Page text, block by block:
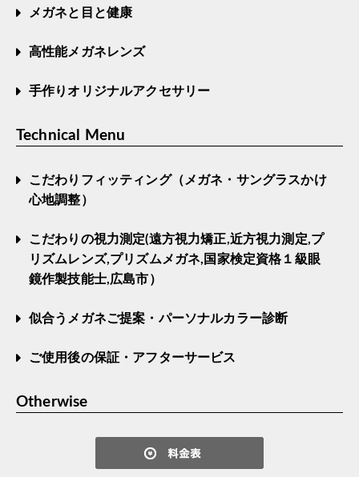
メガネと目と健康
高性能メガネレンズ
手作りオリジナルアクセサリー
Technical Menu
こだわりフィッティング（メガネ・サングラスかけ
心地調整）
こだわりの視力測定(遠方視力矯正,近方視力測定,プ
リズムレンズ,プリズムメガネ,国家検定資格１級眼
鏡作製技能士,広島市）
似合うメガネご提案・パーソナルカラー診断
ご使用後の保証・アフターサービス
Otherwise